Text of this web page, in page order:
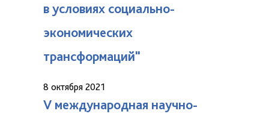
в условиях социально-
экономических
трансформаций"
8 октября 2021
V международная научно-